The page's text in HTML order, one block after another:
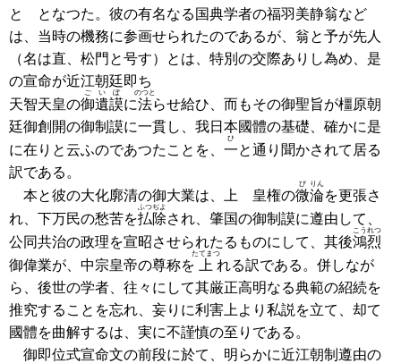
とゝとなつた。彼の有名なる国典学者の福羽美静翁など
は、当時の機務に参画せられたのであるが、翁と予が先人
（名は直、松門と号す）とは、特別の交際ありし為め、是
の宣命が近江朝廷即ち
天智天皇の御
ご
遺
い
謨
ぼ
に法
のつと
らせ給ひ、而もその御聖旨が橿原朝
廷御創開の御制謨に一貫し、我日本國體の基礎、確かに是
に在りと云ふのであつたことを、 一
ひ
と通り聞かされて居る
訳である。
本と彼の大化廓清の御大業は、上 皇権の微
び
淪
りん
を更張さ
れ、下万民の愁苦を払
ふつ
除
ぢよ
され、肇国の御制謨に遵由して、
公同共治の政理を宣昭させられたるものにして、其後鴻烈
こうれつ
御偉業が、中宗皇帝の尊称を 上
たてまつ
れる訳である。併しなが
ら、後世の学者、往々にして其厳正高明なる典範の紹続を
推究することを忘れ、妄りに利害上より私説を立て、却て
國體を曲解するは、実に不謹慎の至りである。
御即位式宣命文の前段に於て、明らかに近江朝制遵由の